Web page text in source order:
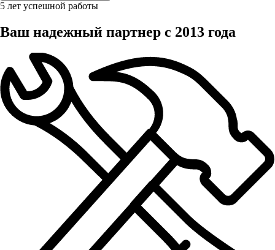
5 лет успешной работы
Ваш надежный партнер с 2013 года